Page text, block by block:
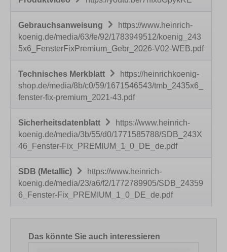
Gebrauchsanweisung
https://www.heinrich-
koenig.de/media/63/fe/92/1783949512/koenig_243
5x6_FensterFixPremium_Gebr_2026-V02-WEB.pdf
Technisches Merkblatt
https://heinrichkoenig-
shop.de/media/8b/c0/59/1671546543/tmb_2435x6_
fenster-fix-premium_2021-43.pdf
Sicherheitsdatenblatt
https://www.heinrich-
koenig.de/media/3b/55/d0/1771585788/SDB_243X
46_Fenster-Fix_PREMIUM_1_0_DE_de.pdf
SDB (Metallic)
https://www.heinrich-
koenig.de/media/23/a6/f2/1772789905/SDB_24359
6_Fenster-Fix_PREMIUM_1_0_DE_de.pdf
Produktgalerie überspringen
Das könnte Sie auch interessieren